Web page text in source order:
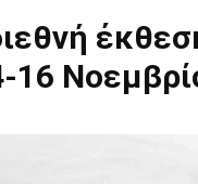
16